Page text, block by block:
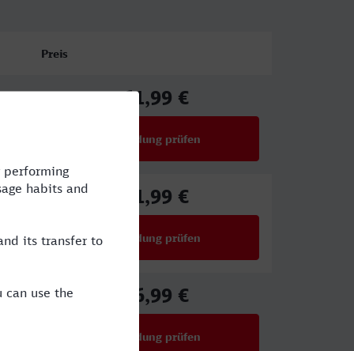
Preis
61,99 €
Verbindung prüfen
61,99 €
Verbindung prüfen
46,99 €
Verbindung prüfen